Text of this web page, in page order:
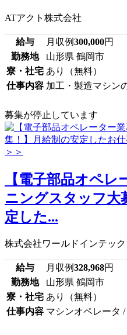
ATアクト株式会社
給与 月収例300,000円
勤務地
山形県 鶴岡市
寮・社宅 あり（無料）
仕事内容 加工・製造マシン
募集が停止しています
【電子部品オペ
ニングスタッフ大
定した...
株式会社ワールドインテック
給与 月収例328,968円
勤務地
山形県 鶴岡市
寮・社宅 あり（無料）
仕事内容 マシンオペレータ